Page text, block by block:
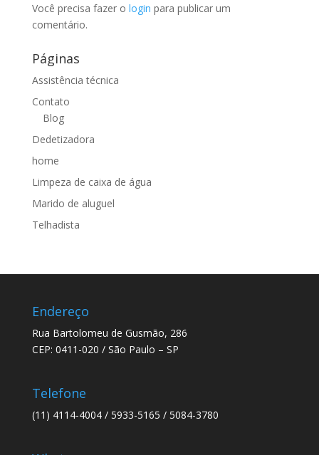
Você precisa fazer o login para publicar um
comentário.
Páginas
Assistência técnica
Contato
Blog
Dedetizadora
home
Limpeza de caixa de água
Marido de aluguel
Telhadista
Endereço
Rua Bartolomeu de Gusmão, 286
CEP: 0411-020 / São Paulo – SP
Telefone
(11) 4114-4004 / 5933-5165 / 5084-3780